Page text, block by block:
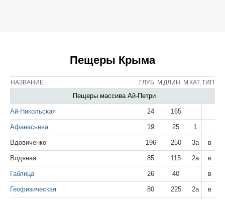
Пещеры Крыма
НАЗВАНИЕ ГЛУБ. М ДЛИН. М КАТ. ТИП
Пещеры массива Ай-Петри
Ай-Никольская 24 165
Афанасьева 19 25 1
Вдовиченко 196 250 3а в
Водяная 85 115 2а в
Габлица 26 40 в
Геофизическая 80 225 2а в